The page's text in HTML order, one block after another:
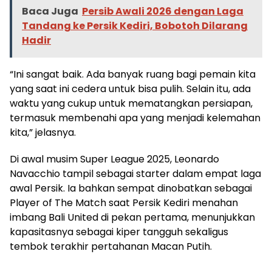
Baca Juga Persib Awali 2026 dengan Laga
Tandang ke Persik Kediri, Bobotoh Dilarang
Hadir
“Ini sangat baik. Ada banyak ruang bagi pemain kita
yang saat ini cedera untuk bisa pulih. Selain itu, ada
waktu yang cukup untuk mematangkan persiapan,
termasuk membenahi apa yang menjadi kelemahan
kita,” jelasnya.
Di awal musim Super League 2025, Leonardo
Navacchio tampil sebagai starter dalam empat laga
awal Persik. Ia bahkan sempat dinobatkan sebagai
Player of The Match saat Persik Kediri menahan
imbang Bali United di pekan pertama, menunjukkan
kapasitasnya sebagai kiper tangguh sekaligus
tembok terakhir pertahanan Macan Putih.